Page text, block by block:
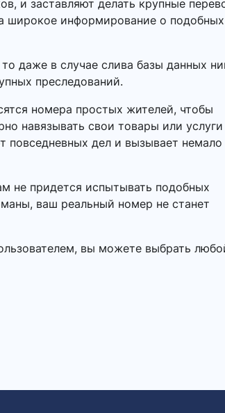
и заставляют делать крупные
широкое информирование о подобных
даже в случае слива базы данных
преследований.
номера простых жителей, чтобы
навязывать свои товары или услуги
повседневных дел и вызывает немало
не придется испытывать подобных
ваш реальный номер не станет
вы можете выбрать